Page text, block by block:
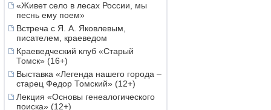
«Живет село в лесах России, мы
песнь ему поем»
Встреча с Я. А. Яковлевым,
писателем, краеведом
Краеведческий клуб «Старый
Томск» (16+)
Выставка «Легенда нашего города –
старец Федор Томский» (12+)
Лекция «Основы генеалогического
поиска» (12+)